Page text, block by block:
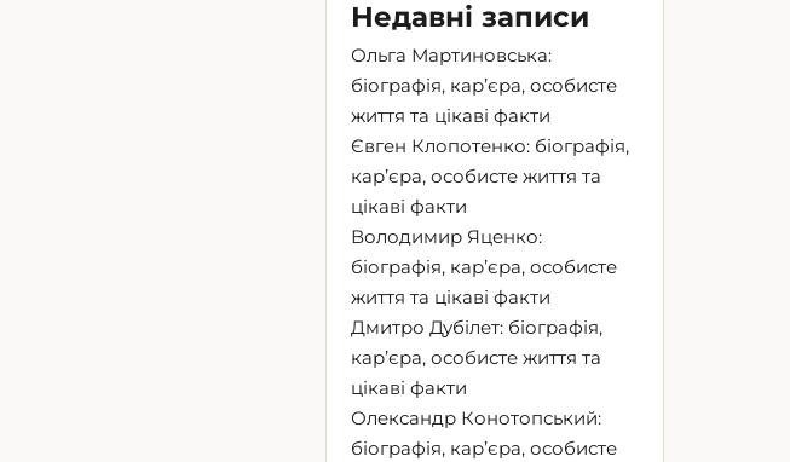
Недавні записи
Ольга Мартиновська:
біографія, кар’єра, особисте
життя та цікаві факти
Євген Клопотенко: біографія,
кар’єра, особисте життя та
цікаві факти
Володимир Яценко:
біографія, кар’єра, особисте
життя та цікаві факти
Дмитро Дубілет: біографія,
кар’єра, особисте життя та
цікаві факти
Олександр Конотопський:
біографія, кар’єра, особисте